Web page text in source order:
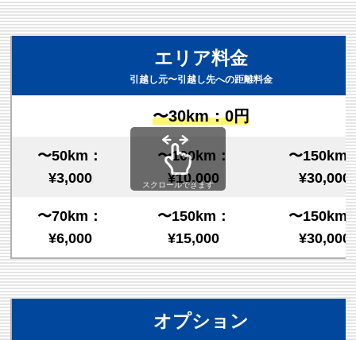
エリア料金
引越し元〜引越し先への距離料金
〜30km：0円
〜50km：
¥3,000
〜100km：
¥10,000
〜150km
¥30,000
〜70km：
¥6,000
〜150km：
¥15,000
〜150km
¥30,000
スクロールできます
オプション